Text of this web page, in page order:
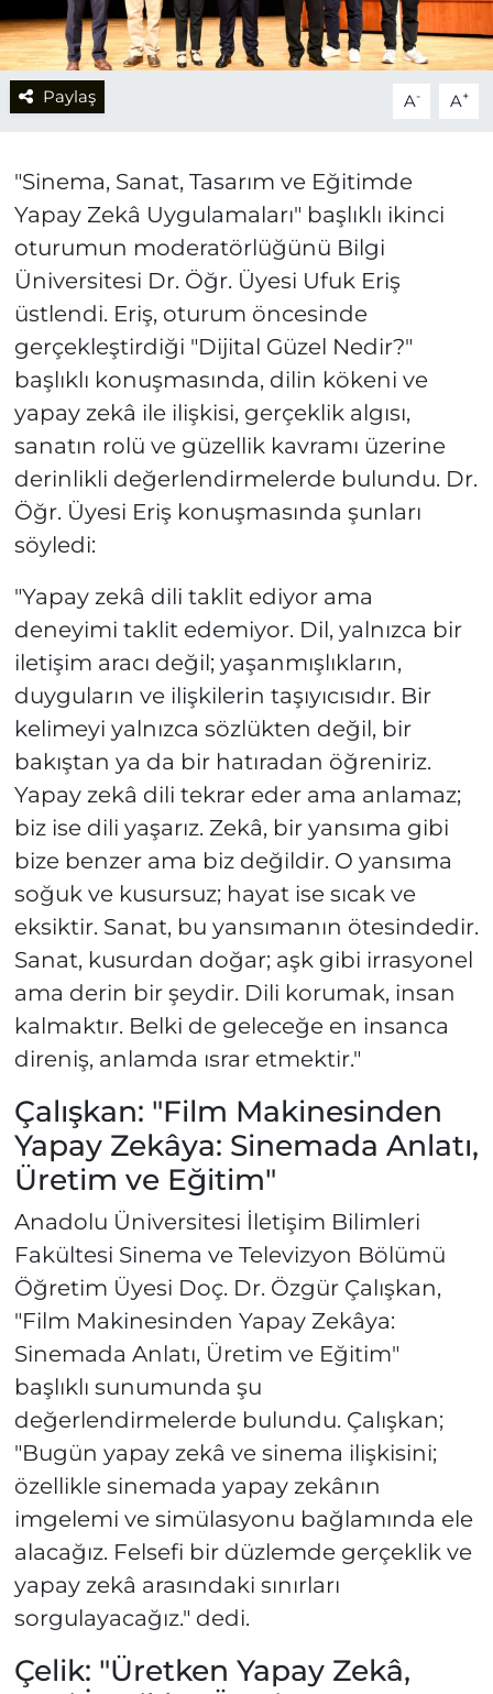
Paylaş A- A+
"Sinema, Sanat, Tasarım ve Eğitimde
Yapay Zekâ Uygulamaları" başlıklı ikinci
oturumun moderatörlüğünü Bilgi
Üniversitesi Dr. Öğr. Üyesi Ufuk Eriş
üstlendi. Eriş, oturum öncesinde
gerçekleştirdiği "Dijital Güzel Nedir?"
başlıklı konuşmasında, dilin kökeni ve
yapay zekâ ile ilişkisi, gerçeklik algısı,
sanatın rolü ve güzellik kavramı üzerine
derinlikli değerlendirmelerde bulundu. Dr.
Öğr. Üyesi Eriş konuşmasında şunları
söyledi:
"Yapay zekâ dili taklit ediyor ama
deneyimi taklit edemiyor. Dil, yalnızca bir
iletişim aracı değil; yaşanmışlıkların,
duyguların ve ilişkilerin taşıyıcısıdır. Bir
kelimeyi yalnızca sözlükten değil, bir
bakıştan ya da bir hatıradan öğreniriz.
Yapay zekâ dili tekrar eder ama anlamaz;
biz ise dili yaşarız. Zekâ, bir yansıma gibi
bize benzer ama biz değildir. O yansıma
soğuk ve kusursuz; hayat ise sıcak ve
eksiktir. Sanat, bu yansımanın ötesindedir.
Sanat, kusurdan doğar; aşk gibi irrasyonel
ama derin bir şeydir. Dili korumak, insan
kalmaktır. Belki de geleceğe en insanca
direniş, anlamda ısrar etmektir."
Çalışkan: "Film Makinesinden
Yapay Zekâya: Sinemada Anlatı,
Üretim ve Eğitim"
Anadolu Üniversitesi İletişim Bilimleri
Fakültesi Sinema ve Televizyon Bölümü
Öğretim Üyesi Doç. Dr. Özgür Çalışkan,
"Film Makinesinden Yapay Zekâya:
Sinemada Anlatı, Üretim ve Eğitim"
başlıklı sunumunda şu
değerlendirmelerde bulundu. Çalışkan;
"Bugün yapay zekâ ve sinema ilişkisini;
özellikle sinemada yapay zekânın
imgelemi ve simülasyonu bağlamında ele
alacağız. Felsefi bir düzlemde gerçeklik ve
yapay zekâ arasındaki sınırları
sorgulayacağız." dedi.
Çelik: "Üretken Yapay Zekâ,